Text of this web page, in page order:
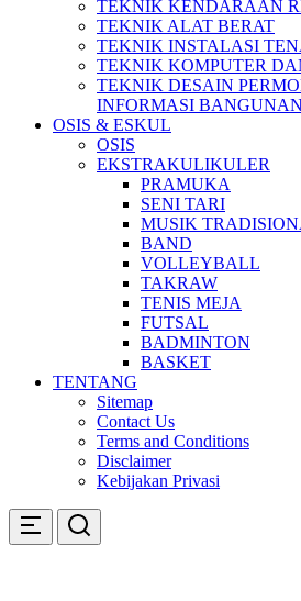
TEKNIK KENDARAAN
TEKNIK ALAT BERAT
TEKNIK INSTALASI
TEKNIK KOMPUTER
TEKNIK DESAIN
INFORMASI BANGUNAN
OSIS & ESKUL
OSIS
EKSTRAKULIKULER
PRAMUKA
SENI TARI
MUSIK
BAND
VOLLEYBALL
TAKRAW
TENIS MEJA
FUTSAL
BADMINTON
BASKET
TENTANG
Sitemap
Contact Us
Terms and Conditions
Disclaimer
Kebijakan Privasi